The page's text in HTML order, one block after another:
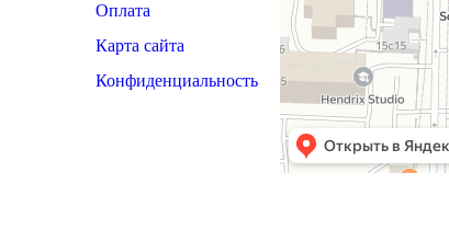
Оплата
Карта сайта
Конфиденциальность